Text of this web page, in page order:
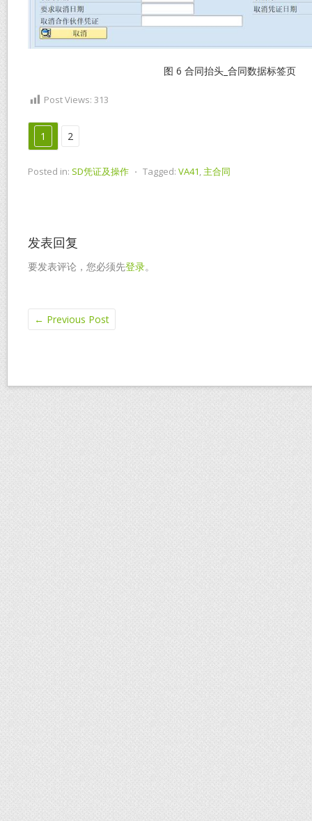
图 6 合同抬头_合同数据标签页
Post Views: 313
1 2
Posted in: SD凭证及操作 ⋅ Tagged: VA41, 主合同
发表回复
要发表评论，您必须先登录。
← Previous Post